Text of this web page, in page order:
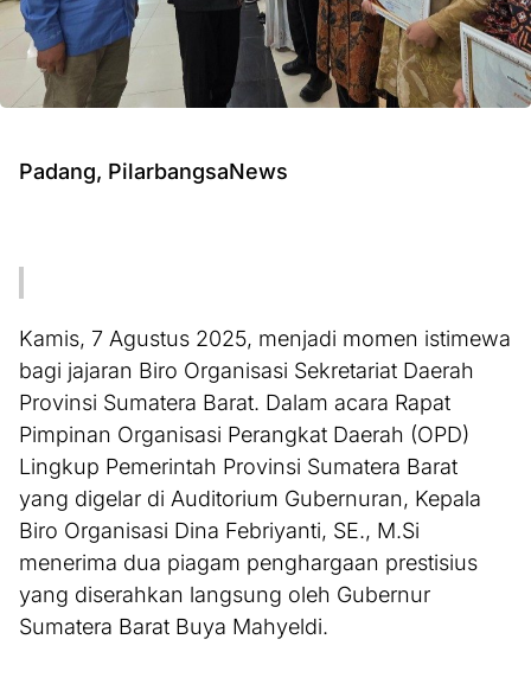
Padang, PilarbangsaNews
Kamis, 7 Agustus 2025, menjadi momen istimewa
bagi jajaran Biro Organisasi Sekretariat Daerah
Provinsi Sumatera Barat. Dalam acara Rapat
Pimpinan Organisasi Perangkat Daerah (OPD)
Lingkup Pemerintah Provinsi Sumatera Barat
yang digelar di Auditorium Gubernuran, Kepala
Biro Organisasi Dina Febriyanti, SE., M.Si
menerima dua piagam penghargaan prestisius
yang diserahkan langsung oleh Gubernur
Sumatera Barat Buya Mahyeldi.